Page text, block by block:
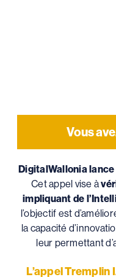
Vous
DigitalWallonia lance
Cet appel vise à
impliquant de
l’objectif est
la capacité
leur permettant
L’appel